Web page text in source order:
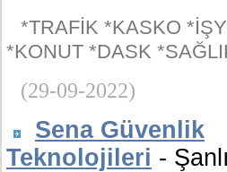
*TRAFİK *KASKO
*KONUT *DASK
(29-09-2022)
Sena Güvenlik
Teknolojileri -